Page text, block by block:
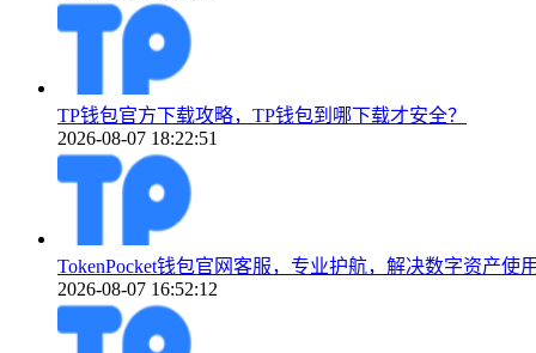
TP钱包官方下载攻略，TP钱包到哪下载才安全？
2026-08-07 18:22:51
TokenPocket钱包官网客服，专业护航，解决数字资产使
2026-08-07 16:52:12